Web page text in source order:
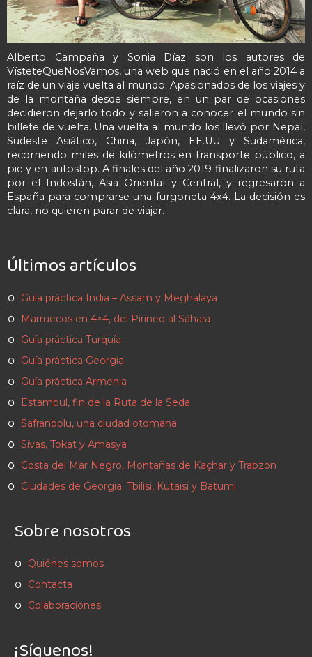
Alberto Campaña y Sonia Díaz son los autores de
VísteteQueNosVamos, una web que nació en el año 2014 a
raíz de un viaje vuelta al mundo. Apasionados de los viajes y
de la montaña desde siempre, en un par de ocasiones
decidieron dejarlo todo y salieron a conocer el mundo sin
billete de vuelta. Una vuelta al mundo los llevó por Nepal,
Sudeste Asiático, China, Japón, EE.UU y Sudamérica,
recorriendo miles de kilómetros en transporte público, a
pie y en autostop. A finales del año 2019 finalizaron su ruta
por el Indostán, Asia Oriental y Central, y regresaron a
España para comprarse una furgoneta 4x4. La decisión es
clara, no quieren parar de viajar.
Últimos artículos
Guía práctica India – Assam y Meghalaya
Marruecos en 4×4, del Pirineo al Sáhara
Guía práctica Turquía
Guía práctica Georgia
Guía práctica Armenia
Estambul, fin de la Ruta de la Seda
Safranbolu, una ciudad otomana
Sivas, Tokat y Amasya
Costa del Mar Negro, Montañas de Kaçhar y Trabzon
Ciudades de Georgia: Tbilisi, Kutaisi y Batumi
Sobre nosotros
Quiénes somos
Contacta
Colaboraciones
¡Síguenos!